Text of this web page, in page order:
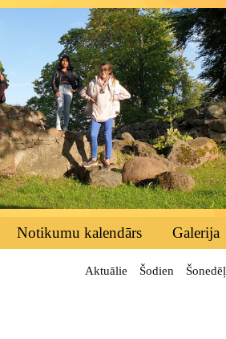
Notikumu kalendārs Galerija
Aktuālie Šodien Šonedēļ